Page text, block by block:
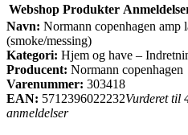
Webshop Produkter
Navn: Normann copenhagen amp
(smoke/messing)
Kategori: Hjem og have –
Producent: Normann copenhagen
Varenummer: 303418
EAN: 5712396022232Vurderet til
anmeldelser